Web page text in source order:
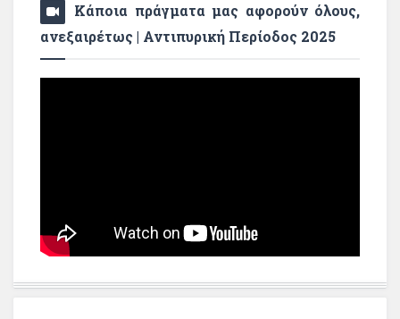
Κάποια πράγματα μας αφορούν όλους,
ανεξαιρέτως | Αντιπυρική Περίοδος 2025